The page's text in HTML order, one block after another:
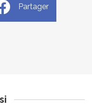
Partager